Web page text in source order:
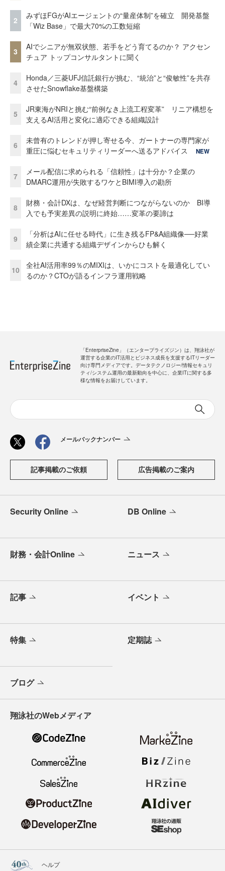
2
みずほFGがAIエージェントの“量産体制”を確立 開発基盤
「Wiz Base」で最大70%の工数短縮
3
AIでシニアが無双状態、若手をどう育てるのか？ アクセン
チュア トップコンサルタントに聞く
4
Honda／三菱UFJ信託銀行が挑む、“統治”と“俊敏性”を共存
させたSnowflake基盤構築
5
JR東海がNRIと挑む“前例なき上流工程変革” リニア構想を
支えるAI活用と変化に適応できる組織設計
6
未曾有のトレンドが押し寄せる今、ガートナーの専門家が
重圧に悩むセキュリティリーダーへ送るアドバイス
NEW
7
メール配信に求められる「信頼性」は十分か？企業の
DMARC運用が失敗するワケとBIMI導入の勘所
8
財務・会計DXは、なぜ経営判断につながらないのか BI導
入でも予実差異の説明に終始……変革の要諦は
9
「分析はAIに任せる時代」に生き残るFP&A組織像──好業
績企業に共通する組織デザインからひも解く
10
全社AI活用率99％のMIXIは、いかにコストを最適化してい
るのか？CTOが語るインフラ運用戦略
「EnterpriseZine」（エンタープライズジン）は、翔泳社が
運営する企業のIT活用とビジネス成長を支援するITリーダー
向け専門メディアです。データテクノロジー/情報セキュリ
ティ/システム運用の最新動向を中心に、企業ITに関する多
様な情報をお届けしています。
メールバックナンバー
記事掲載のご依頼 広告掲載のご案内
Security Online DB Online
財務・会計Online ニュース
記事 イベント
特集 定期誌
ブログ
翔泳社のWebメディア
ヘルプ